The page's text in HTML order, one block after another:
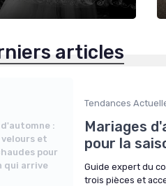
articles
:
et
pour
qui arrive
Tendances
Mariages
pour la
Guide expert du
trois pièces et